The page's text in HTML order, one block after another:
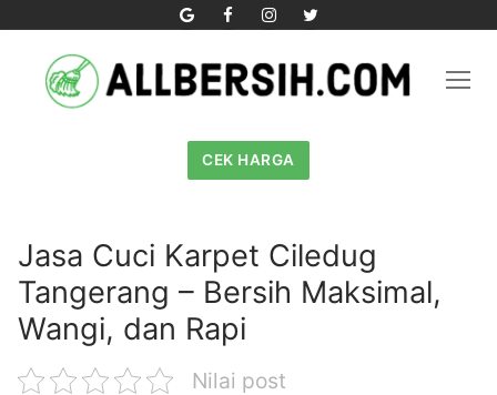
content
CEK HARGA
Jasa Cuci Karpet Ciledug
Tangerang – Bersih Maksimal,
Wangi, dan Rapi
Nilai post